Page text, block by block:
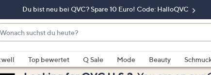
Du bist neu bei QVC? Spare 10 Euro! Code: HalloQVC
Top bewertet Q Sale Mode Beauty